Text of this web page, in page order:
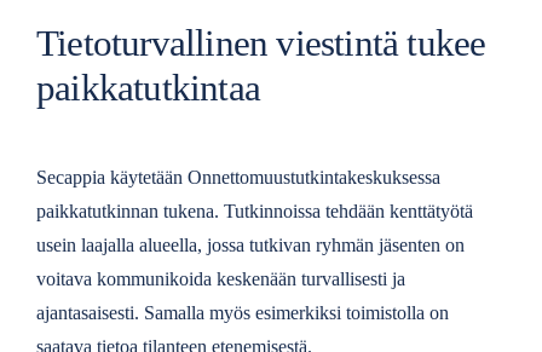
Tietoturvallinen viestintä tukee
paikkatutkintaa
Secappia käytetään Onnettomuustutkintakeskuksessa
paikkatutkinnan tukena. Tutkinnoissa tehdään kenttätyötä
usein laajalla alueella, jossa tutkivan ryhmän jäsenten on
voitava kommunikoida keskenään turvallisesti ja
ajantasaisesti. Samalla myös esimerkiksi toimistolla on
saatava tietoa tilanteen etenemisestä.